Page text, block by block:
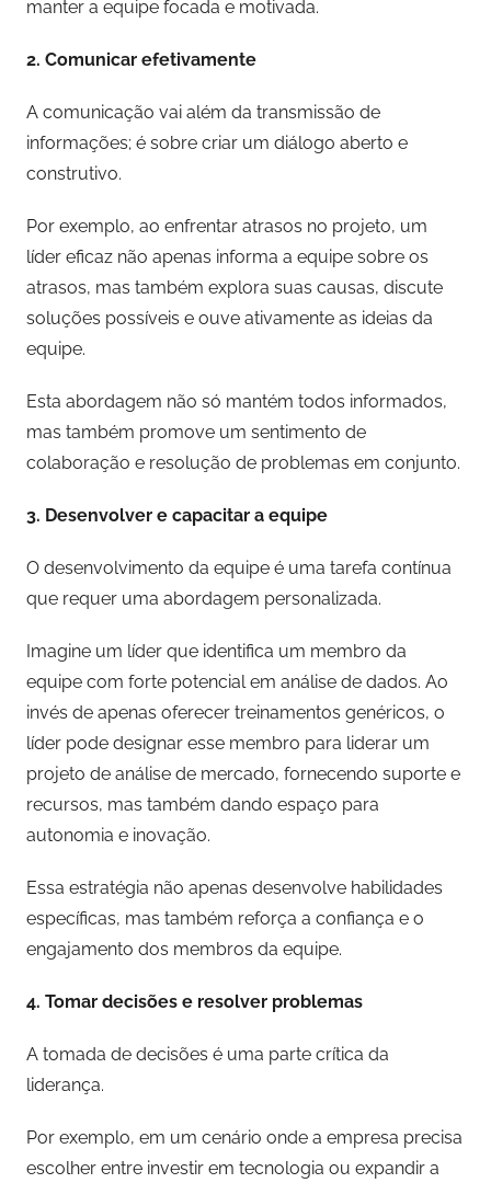
manter a equipe focada e motivada.
2. Comunicar efetivamente
A comunicação vai além da transmissão de
informações; é sobre criar um diálogo aberto e
construtivo.
Por exemplo, ao enfrentar atrasos no projeto, um
líder eficaz não apenas informa a equipe sobre os
atrasos, mas também explora suas causas, discute
soluções possíveis e ouve ativamente as ideias da
equipe.
Esta abordagem não só mantém todos informados,
mas também promove um sentimento de
colaboração e resolução de problemas em conjunto.
3. Desenvolver e capacitar a equipe
O desenvolvimento da equipe é uma tarefa contínua
que requer uma abordagem personalizada.
Imagine um líder que identifica um membro da
equipe com forte potencial em análise de dados. Ao
invés de apenas oferecer treinamentos genéricos, o
líder pode designar esse membro para liderar um
projeto de análise de mercado, fornecendo suporte e
recursos, mas também dando espaço para
autonomia e inovação.
Essa estratégia não apenas desenvolve habilidades
específicas, mas também reforça a confiança e o
engajamento dos membros da equipe.
4. Tomar decisões e resolver problemas
A tomada de decisões é uma parte crítica da
liderança.
Por exemplo, em um cenário onde a empresa precisa
escolher entre investir em tecnologia ou expandir a